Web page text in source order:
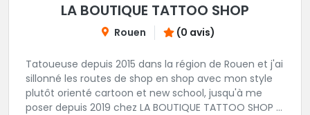
LA BOUTIQUE TATTOO SHOP
Rouen (0 avis)
Tatoueuse depuis 2015 dans la région de Rouen et j'ai
sillonné les routes de shop en shop avec mon style
plutôt orienté cartoon et new school, jusqu'à me
poser depuis 2019 chez LA BOUTIQUE TATTOO SHOP à